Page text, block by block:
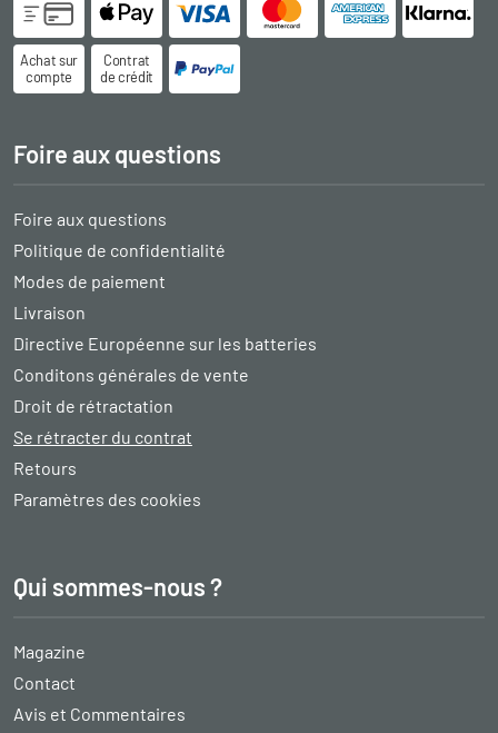
Achat sur
compte
Contrat
de crédit
Foire aux questions
Foire aux questions
Politique de confidentialité
Modes de paiement
Livraison
Directive Européenne sur les batteries
Conditons générales de vente
Droit de rétractation
Se rétracter du contrat
Retours
Paramètres des cookies
Qui sommes-nous ?
Magazine
Contact
Avis et Commentaires